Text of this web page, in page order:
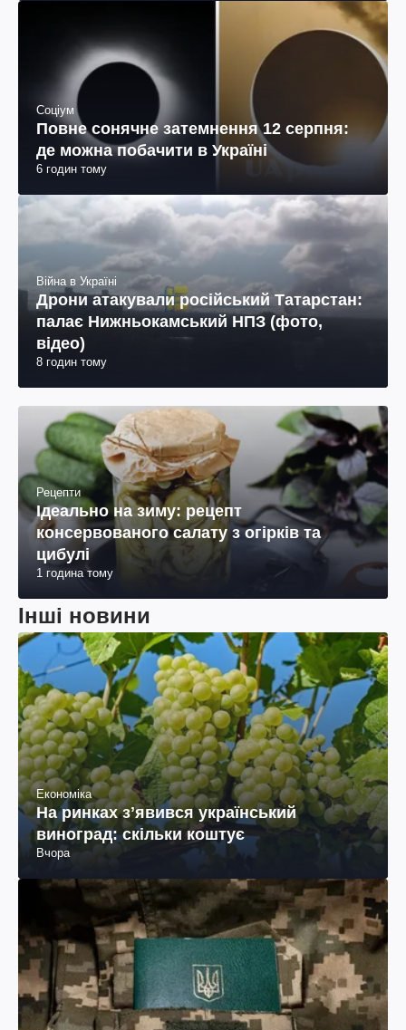
Соціум
Повне сонячне затемнення 12 серпня:
де можна побачити в Україні
6 годин тому
Війна в Україні
Дрони атакували російський Татарстан:
палає Нижньокамський НПЗ (фото,
відео)
8 годин тому
Рецепти
Ідеально на зиму: рецепт
консервованого салату з огірків та
цибулі
1 година тому
Інші новини
Економіка
На ринках зʼявився український
виноград: скільки коштує
Вчора